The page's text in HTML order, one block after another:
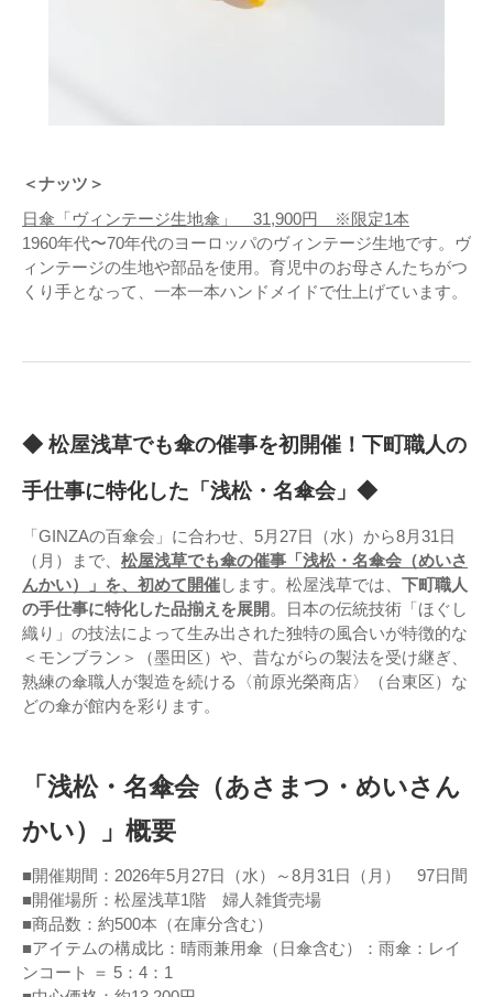
＜ナッツ＞
日傘「ヴィンテージ生地傘」 31,900円 ※限定1本
1960年代〜70年代のヨーロッパのヴィンテージ生地です。ヴ
ィンテージの生地や部品を使用。育児中のお母さんたちがつ
くり手となって、一本一本ハンドメイドで仕上げています。
◆ 松屋浅草でも傘の催事を初開催！下町職人の
手仕事に特化した「浅松・名傘会」◆
「GINZAの百傘会」に合わせ、5月27日（水）から8月31日
（月）まで、 松屋浅草でも傘の催事「浅松・名傘会（めいさ
んかい）」を、初めて開催します。松屋浅草では、 下町職人
の手仕事に特化した品揃えを展開 。日本の伝統技術「ほぐし
織り」の技法によって生み出された独特の風合いが特徴的な
＜モンブラン＞（墨田区）や、昔ながらの製法を受け継ぎ、
熟練の傘職人が製造を続ける〈前原光榮商店〉（台東区）な
どの傘が館内を彩ります。
「浅松・名傘会（あさまつ・めいさん
かい）」概要
■開催期間：2026年5月27日（水）～8月31日（月） 97日間
■開催場所：松屋浅草1階 婦人雑貨売場
■商品数：約500本（在庫分含む）
■アイテムの構成比：晴雨兼用傘（日傘含む）：雨傘：レイ
ンコート ＝ 5：4：1